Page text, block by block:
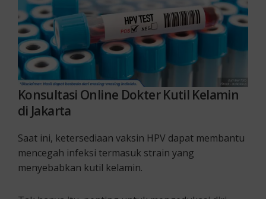
Konsultasi Online Dokter Kutil Kelamin
di Jakarta
Saat ini, ketersediaan vaksin HPV dapat membantu
mencegah infeksi termasuk strain yang
menyebabkan kutil kelamin.